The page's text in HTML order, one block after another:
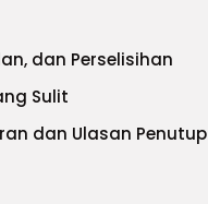
dan Perselisihan
Sulit
dan Ulasan Penutup